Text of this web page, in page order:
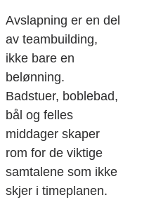
Avslapning er en del
av teambuilding,
ikke bare en
belønning.
Badstuer, boblebad,
bål og felles
middager skaper
rom for de viktige
samtalene som ikke
skjer i timeplanen.